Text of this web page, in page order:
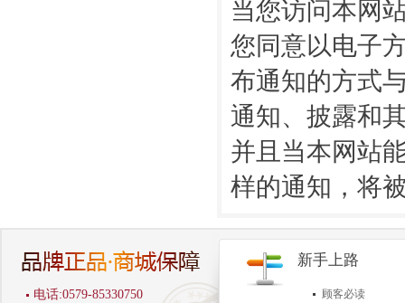
当您访问本网
您同意以电子
布通知的方式
通知、披露和
并且当本网站
样的通知，将
电话:0579-85330750
新手上路
顾客必读